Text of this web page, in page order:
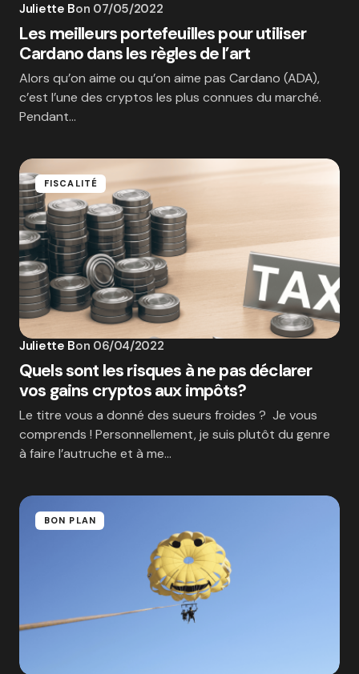
Juliette Bon 07/05/2022
Les meilleurs portefeuilles pour utiliser
Cardano dans les règles de l’art
Alors qu’on aime ou qu’on aime pas Cardano (ADA),
c’est l’une des cryptos les plus connues du marché.
Pendant…
FISCALITÉ
Juliette Bon 06/04/2022
Quels sont les risques à ne pas déclarer
vos gains cryptos aux impôts?
Le titre vous a donné des sueurs froides ? Je vous
comprends ! Personnellement, je suis plutôt du genre
à faire l’autruche et à me…
BON PLAN